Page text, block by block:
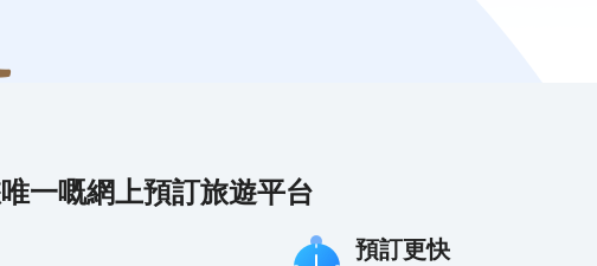
一嘅網上預訂旅遊平台
預訂更快